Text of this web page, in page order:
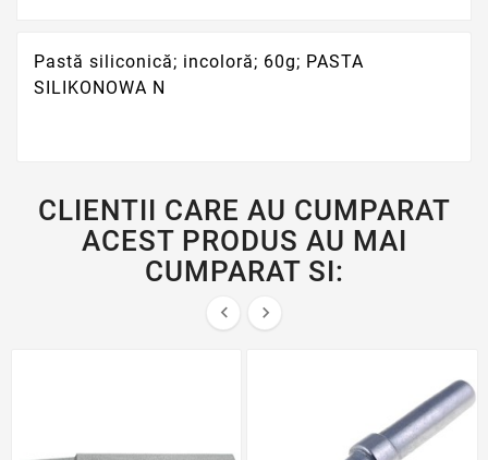
Pastă siliconică; incoloră; 60g; PASTA
SILIKONOWA N
CLIENTII CARE AU CUMPARAT
ACEST PRODUS AU MAI
CUMPARAT SI:
 